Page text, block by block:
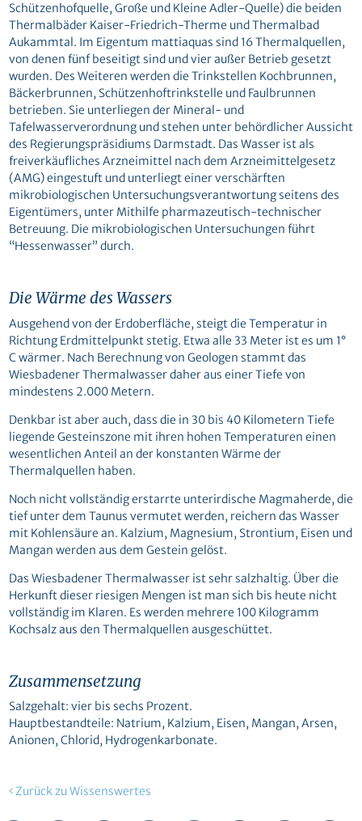
Schützenhofquelle, Große und Kleine Adler-Quelle) die beiden
Thermalbäder Kaiser-Friedrich-Therme und Thermalbad
Aukammtal. Im Eigentum mattiaquas sind 16 Thermalquellen,
von denen fünf beseitigt sind und vier außer Betrieb gesetzt
wurden. Des Weiteren werden die Trinkstellen Kochbrunnen,
Bäckerbrunnen, Schützenhoftrinkstelle und Faulbrunnen
betrieben. Sie unterliegen der Mineral- und
Tafelwasserverordnung und stehen unter behördlicher Aussicht
des Regierungspräsidiums Darmstadt. Das Wasser ist als
freiverkäufliches Arzneimittel nach dem Arzneimittelgesetz
(AMG) eingestuft und unterliegt einer verschärften
mikrobiologischen Untersuchungsverantwortung seitens des
Eigentümers, unter Mithilfe pharmazeutisch-technischer
Betreuung. Die mikrobiologischen Untersuchungen führt
“Hessenwasser” durch.
Die Wärme des Wassers
Ausgehend von der Erdoberfläche, steigt die Temperatur in
Richtung Erdmittelpunkt stetig. Etwa alle 33 Meter ist es um 1°
C wärmer. Nach Berechnung von Geologen stammt das
Wiesbadener Thermalwasser daher aus einer Tiefe von
mindestens 2.000 Metern.
Denkbar ist aber auch, dass die in 30 bis 40 Kilometern Tiefe
liegende Gesteinszone mit ihren hohen Temperaturen einen
wesentlichen Anteil an der konstanten Wärme der
Thermalquellen haben.
Noch nicht vollständig erstarrte unterirdische Magmaherde, die
tief unter dem Taunus vermutet werden, reichern das Wasser
mit Kohlensäure an. Kalzium, Magnesium, Strontium, Eisen und
Mangan werden aus dem Gestein gelöst.
Das Wiesbadener Thermalwasser ist sehr salzhaltig. Über die
Herkunft dieser riesigen Mengen ist man sich bis heute nicht
vollständig im Klaren. Es werden mehrere 100 Kilogramm
Kochsalz aus den Thermalquellen ausgeschüttet.
Zusammensetzung
Salzgehalt: vier bis sechs Prozent.
Hauptbestandteile: Natrium, Kalzium, Eisen, Mangan, Arsen,
Anionen, Chlorid, Hydrogenkarbonate.
Zurück zu Wissenswertes